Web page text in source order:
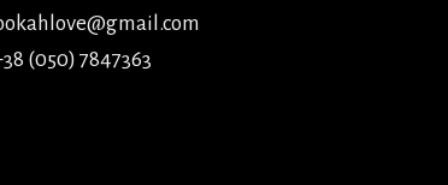
(050) 7847363